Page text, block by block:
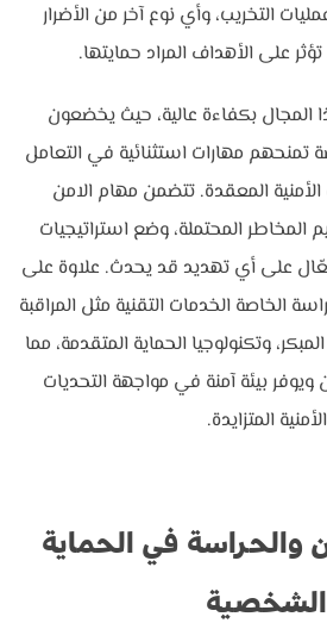
التخريب، وأي نوع آخر من الأضرار
على الأهداف المراد حمايتها.
المجال بكفاءة عالية، حيث يخضعون
تمنحهم مهارات استثنائية في التعامل
المعقدة. تتضمن مهام الامن
المخاطر المحتملة، وضع استراتيجيات
على أي تهديد قد يحدث. علاوة على
الخاصة الخدمات التقنية مثل المراقبة
وتكنولوجيا الحماية المتقدمة، مما
بيئة آمنة في مواجهة التحديات
الأمنية المتزايدة.
والحراسة في الحماية
الشخصية